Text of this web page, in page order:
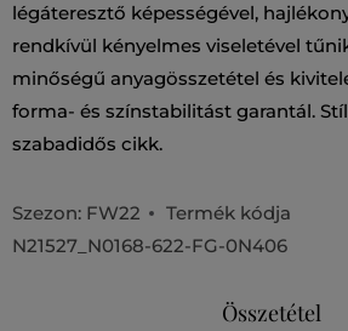
légáteresztő képességével,
rendkívül kényelmes viseletével
minőségű anyagösszetétel és
forma- és színstabilitást garantál.
szabadidős cikk.
Szezon: FW22
Termék kódja
N21527_N0168-622-FG-0N406
Összetétel